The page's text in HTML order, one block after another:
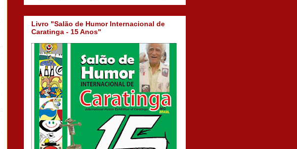
Livro "Salão de Humor Internacional de
Caratinga - 15 Anos"